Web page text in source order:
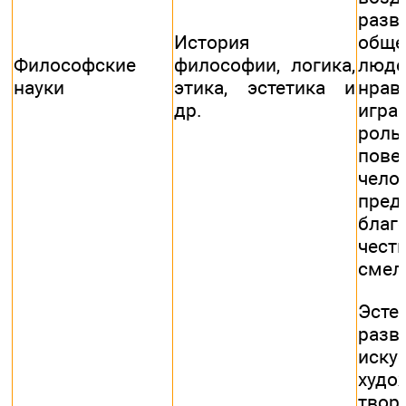
Философские
науки
История
философии, логика,
этика, эстетика и
др.